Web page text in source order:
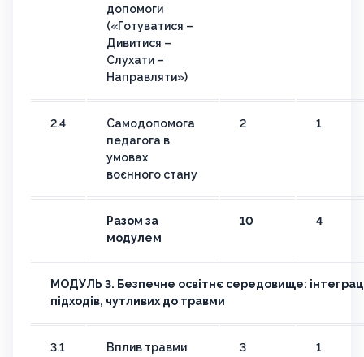
допомоги
(«Готуватися –
Дивитися –
Слухати –
Направляти»)
2.4
Самодопомога
педагога в
умовах
воєнного стану
2 1
Разом за
модулем
10 4
МОДУЛЬ 3. Безпечне освітнє середовище:
підходів, чутливих до травми
3.1
Вплив травми
3 1